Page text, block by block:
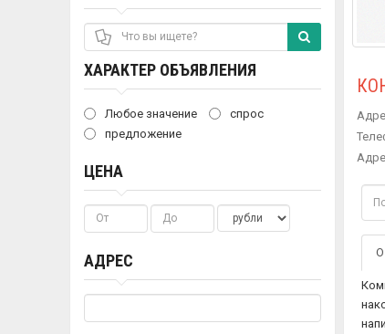
ХАРАКТЕР ОБЪЯВЛЕНИЯ
Любое значение
спрос
предложение
ЦЕНА
АДРЕС О